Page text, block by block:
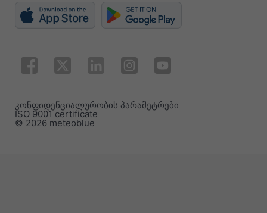
© 2026 meteoblue
ISO 9001 certificate
კონფიდენციალურობის პარამეტრები